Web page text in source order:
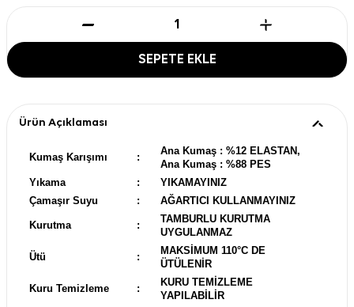
SEPETE EKLE
Ürün Açıklaması
Kumaş Karışımı :
Ana Kumaş : %12 ELASTAN,
Ana Kumaş : %88 PES
Yıkama
:
YIKAMAYINIZ
Çamaşır Suyu
: AĞARTICI KULLANMAYINIZ
Kurutma :
TAMBURLU KURUTMA
UYGULANMAZ
Ütü :
MAKSİMUM 110°C DE
ÜTÜLENİR
Kuru Temizleme :
KURU TEMİZLEME
YAPILABİLİR